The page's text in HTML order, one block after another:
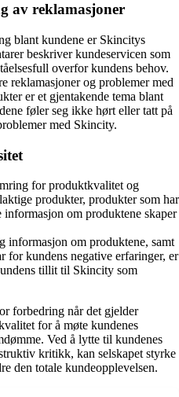
av reklamasjoner
blant kundene er Skincitys
beskriver kundeservicen som
overfor kundens behov.
reklamasjoner og problemer med
er et gjentakende tema blant
føler seg ikke hørt eller tatt på
med Skincity.
for produktkvalitet og
produkter, produkter som har
informasjon om produktene skaper
informasjon om produktene, samt
for kundens negative erfaringer, er
tillit til Skincity som
forbedring når det gjelder
for å møte kundenes
Ved å lytte til kundenes
kritikk, kan selskapet styrke
den totale kundeopplevelsen.